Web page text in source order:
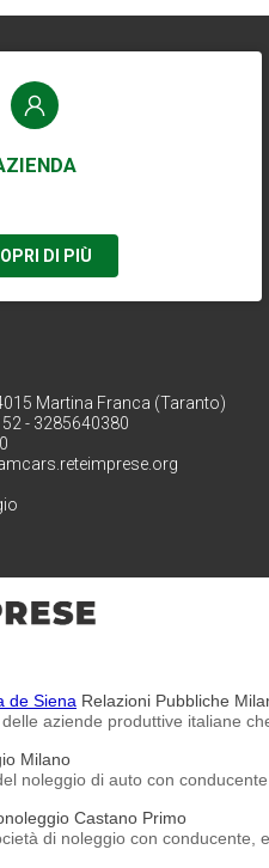
DI PIÙ
Martina Franca (Taranto)
- 3285640380
de Siena Relazioni Pubbliche
aziende produttive italiane
Milano
noleggio di auto con
Castano Primo
di noleggio con